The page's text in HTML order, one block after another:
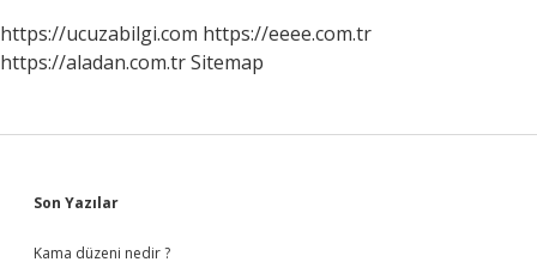
https://ucuzabilgi.com https://eeee.com.tr
https://aladan.com.trSitemap
Sidebar
Son Yazılar
Kama düzeni nedir ?